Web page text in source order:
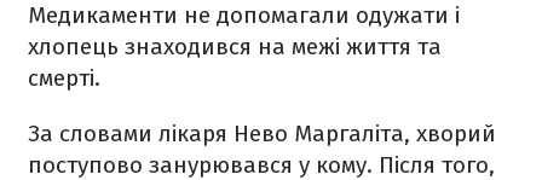
Медикаменти не допомагали одужати і
хлопець знаходився на межі життя та
смерті.
За словами лікаря Нево Маргаліта, хворий
поступово занурювався у кому. Після того,